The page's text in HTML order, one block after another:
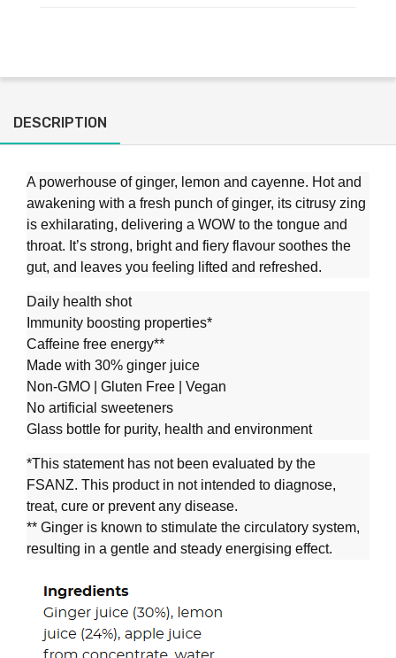
DESCRIPTION
A powerhouse of ginger, lemon and cayenne. Hot and
awakening with a fresh punch of ginger, its citrusy zing
is exhilarating, delivering a WOW to the tongue and
throat. It’s strong, bright and fiery flavour soothes the
gut, and leaves you feeling lifted and refreshed.
Daily health shot
Immunity boosting properties*
Caffeine free energy**
Made with 30% ginger juice
Non-GMO | Gluten Free | Vegan
No artificial sweeteners
Glass bottle for purity, health and environment
*This statement has not been evaluated by the
FSANZ. This product in not intended to diagnose,
treat, cure or prevent any disease.
** Ginger is known to stimulate the circulatory system,
resulting in a gentle and steady energising effect.